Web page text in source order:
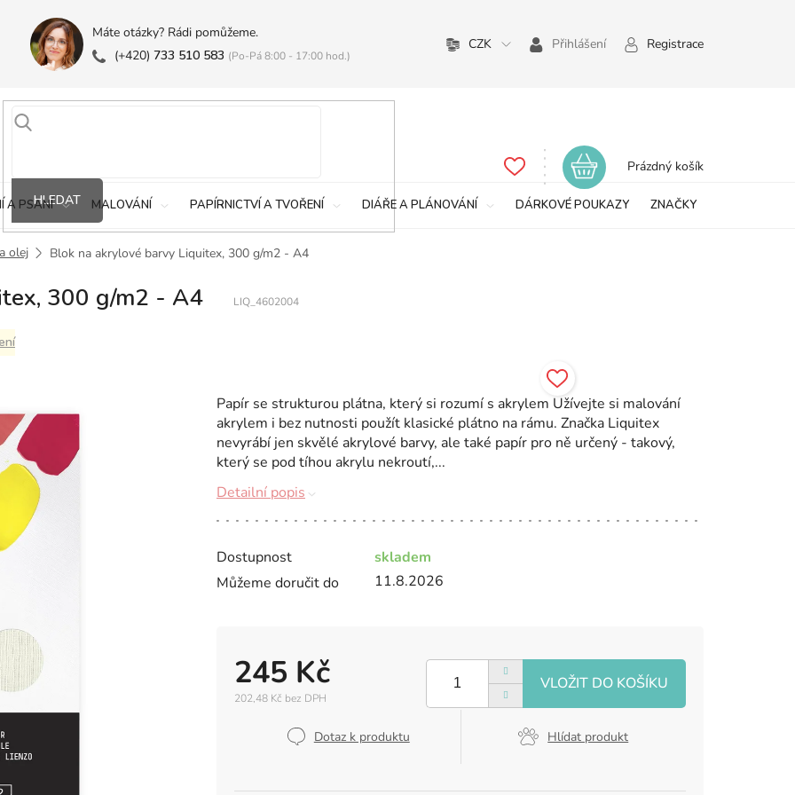
Máte otázky? Rádi pomůžeme.
(+420) 733 510 583 (Po-Pá 8:00 - 17:00 hod.)
CZK Přihlášení Registrace
HLEDAT
Nákupní
Prázdný košík
A PSANÍ MALOVÁNÍ PAPÍRNICTVÍ A TVOŘENÍ DIÁŘE A PLÁNOVÁNÍ DÁRKOVÉ POUKAZY ZNAČKY
olej Blok na akrylové barvy Liquitex, 300 g/m2 - A4
300 g/m2 - A4 LIQ_4602004
Dostupnost
skladem
Můžeme doručit do
11.8.2026
245 Kč
202,48 Kč bez DPH
Dotaz k produktu Hlídat produkt
Papír se strukturou plátna, který si rozumí s akrylem Užívejte si malování
akrylem i bez nutnosti použít klasické plátno na rámu. Značka Liquitex
nevyrábí jen skvělé akrylové barvy, ale také papír pro ně určený - takový,
který se pod tíhou akrylu nekroutí,...
Detailní popis